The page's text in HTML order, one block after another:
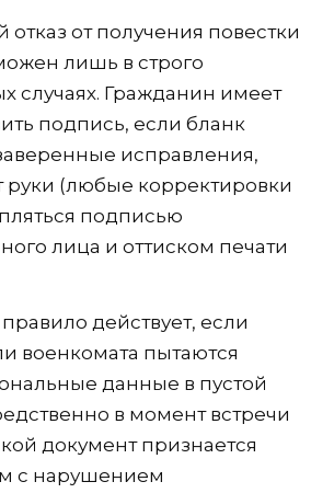
от получения повестки
лишь в строго
случаях. Гражданин имеет
подпись, если бланк
исправления,
руки (любые корректировки
подписью
лица и оттиском печати
действует, если
военкомата пытаются
данные в пустой
в момент встречи
документ признается
с нарушением